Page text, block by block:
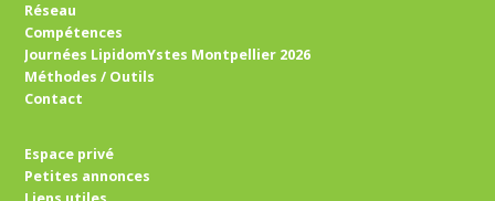
Réseau
Compétences
Journées LipidomYstes Montpellier 2026
Méthodes / Outils
Contact
Espace privé
Petites annonces